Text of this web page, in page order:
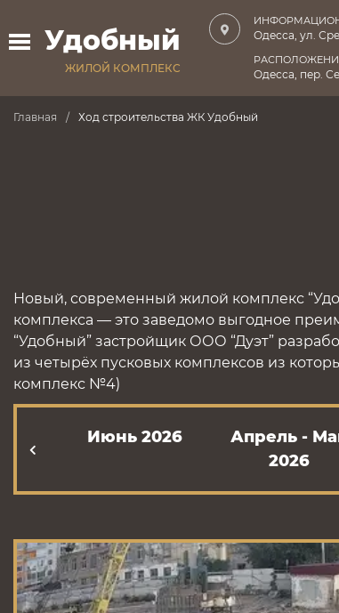
Удобный
ЖИЛОЙ КОМПЛЕКС
Одесса, ул.
Одесса, пер.
Главная Ход строительства ЖК Удобный
Новый, современный жилой комплекс
комплекса — это заведомо выгодное
“Удобный” застройщик ООО “Дуэт”
из четырёх пусковых комплексов из
комплекс №4)
Июнь 2026
Апрель -
2026